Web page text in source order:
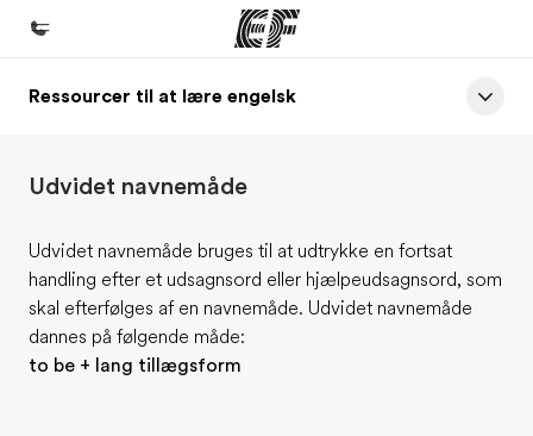
Hjem
Programmer
Kontorer
Find et kontor nær dig
Om os
Ressourcer til at lære engelsk
Udvidet navnemåde
Udvidet navnemåde bruges til at udtrykke en fortsat
handling efter et udsagnsord eller hjælpeudsagnsord, som
skal efterfølges af en navnemåde. Udvidet navnemåde
dannes på følgende måde:
to be + lang tillægsform